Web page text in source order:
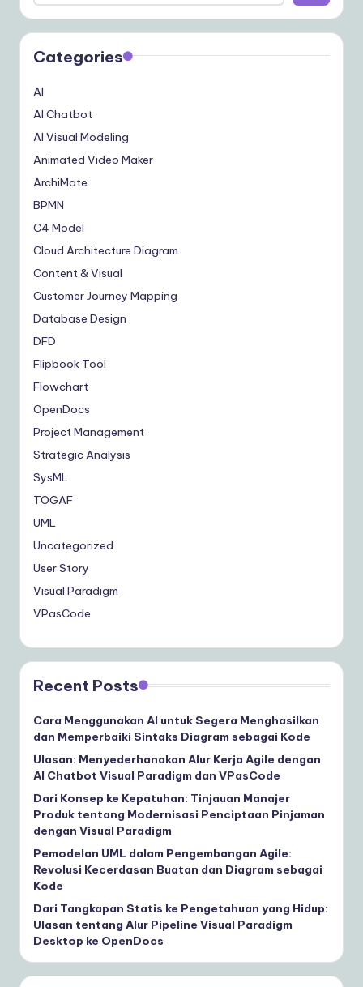
Categories
AI
AI Chatbot
AI Visual Modeling
Animated Video Maker
ArchiMate
BPMN
C4 Model
Cloud Architecture Diagram
Content & Visual
Customer Journey Mapping
Database Design
DFD
Flipbook Tool
Flowchart
OpenDocs
Project Management
Strategic Analysis
SysML
TOGAF
UML
Uncategorized
User Story
Visual Paradigm
VPasCode
Recent Posts
Cara Menggunakan AI untuk Segera Menghasilkan
dan Memperbaiki Sintaks Diagram sebagai Kode
Ulasan: Menyederhanakan Alur Kerja Agile dengan
AI Chatbot Visual Paradigm dan VPasCode
Dari Konsep ke Kepatuhan: Tinjauan Manajer
Produk tentang Modernisasi Penciptaan Pinjaman
dengan Visual Paradigm
Pemodelan UML dalam Pengembangan Agile:
Revolusi Kecerdasan Buatan dan Diagram sebagai
Kode
Dari Tangkapan Statis ke Pengetahuan yang Hidup:
Ulasan tentang Alur Pipeline Visual Paradigm
Desktop ke OpenDocs